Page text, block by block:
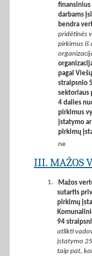
finansinius
darbams
bendra
pridėtinės
pirkimus iš
pagal
straipsnio
sektoriaus
4 dalies
pirkimus
įstatymo
pirkimų
ne
III. MAŽOS
1.
Mažos
sutartis
pirkimų
94
atlikti
įstatymo
taip pat,